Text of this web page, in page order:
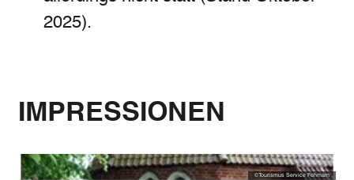
2025).
IMPRESSIONEN
©Tourismus Service Fehmarn